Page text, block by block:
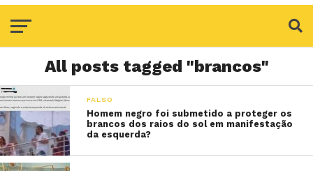
All posts tagged "brancos"
FALSO
Homem negro foi submetido a proteger os
brancos dos raios do sol em manifestação
da esquerda?